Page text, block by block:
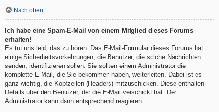
Nach oben
Ich habe eine Spam-E-Mail von einem Mitglied dieses Forums
erhalten!
Es tut uns leid, das zu hören. Das E-Mail-Formular dieses Forums hat
einige Sicherheitsvorkehrungen, die Benutzer, die solche Nachrichten
senden, identifizieren sollen. Sie sollten einem Administrator die
komplette E-Mail, die Sie bekommen haben, weiterleiten. Dabei ist es
ganz wichtig, die Kopfzeilen (Headers) mitzuschicken. Diese enthalten
Details über den Benutzer, der die E-Mail verschickt hat. Der
Administrator kann dann entsprechend reagieren.